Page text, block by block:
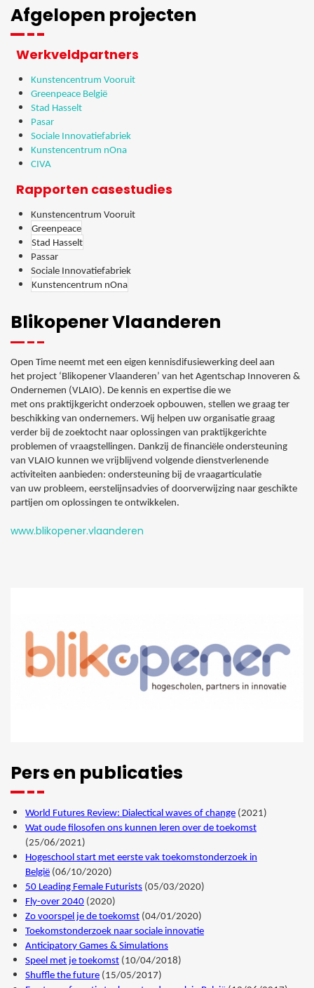
Afgelopen projecten
Werkveldpartners
Kunstencentrum Vooruit
Greenpeace België
Stad Hasselt
Pasar
Sociale Innovatiefabriek
Kunstencentrum nOna
CIVA
Rapporten casestudies
Kunstencentrum Vooruit
Greenpeace
Stad Hasselt
Passar
Sociale Innovatiefabriek
Kunstencentrum nOna
Blikopener Vlaanderen
Open Time neemt met een eigen kennisdifusiewerking deel aan
het project ‘Blikopener Vlaanderen’ van het Agentschap Innoveren &
Ondernemen (VLAIO). De kennis en expertise die we
met ons praktijkgericht onderzoek opbouwen, stellen we graag ter
beschikking van ondernemers. Wij helpen uw organisatie graag
verder bij de zoektocht naar oplossingen van praktijkgerichte
problemen of vraagstellingen. Dankzij de financiële ondersteuning
van VLAIO kunnen we vrijblijvend volgende dienstverlenende
activiteiten aanbieden: ondersteuning bij de vraagarticulatie
van uw probleem, eerstelijnsadvies of doorverwijzing naar geschikte
partijen om oplossingen te ontwikkelen.
www.blikopener.vlaanderen
Pers en publicaties
World Futures Review: Dialectical waves of change (2021)
Wat oude filosofen ons kunnen leren over de toekomst
(25/06/2021)
Hogeschool start met eerste vak toekomstonderzoek in
België (06/10/2020)
50 Leading Female Futurists (05/03/2020)
Fly-over 2040 (2020)
Zo voorspel je de toekomst (04/01/2020)
Toekomstonderzoek naar sociale innovatie
Anticipatory Games & Simulations
Speel met je toekomst (10/04/2018)
Shuffle the future (15/05/2017)